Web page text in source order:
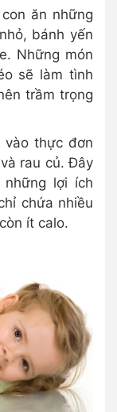
ăn những
bánh yến
Những món
sẽ làm tình
trầm trọng
vào thực đơn
rau củ. Đây
lợi ích
chứa nhiều
ít calo.